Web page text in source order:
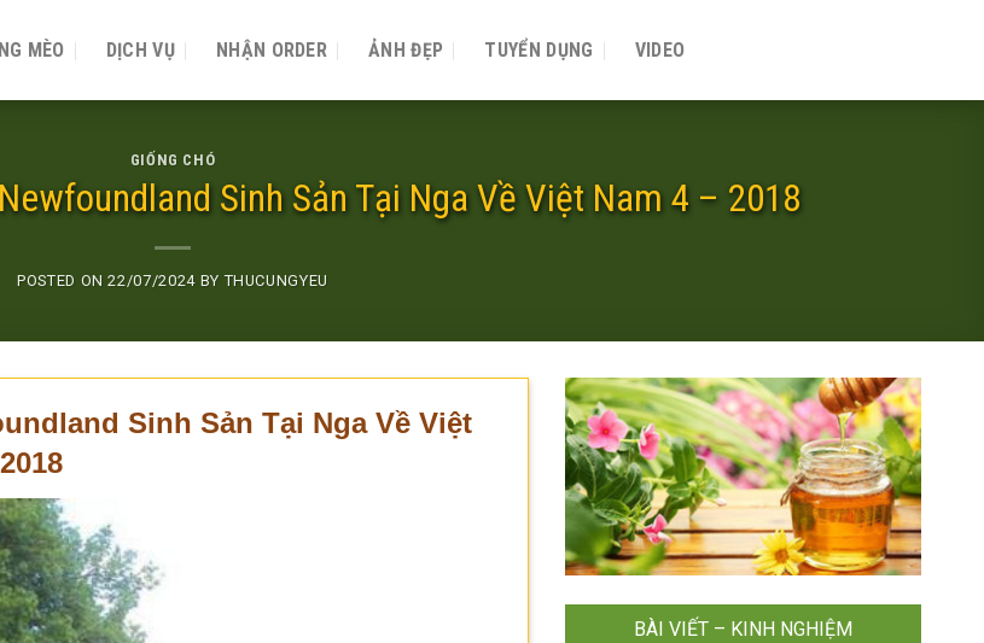
MÈO DỊCH VỤ NHẬN ORDER ẢNH ĐẸP TUYỂN DỤNG VIDEO
GIỐNG CHÓ
Sinh Sản Tại Nga Về Việt Nam 4 – 2018
POSTED ON22/07/2024BY THUCUNGYEU
Sinh Sản Tại Nga Về Việt
BÀI VIẾT – KINH NGHIỆM